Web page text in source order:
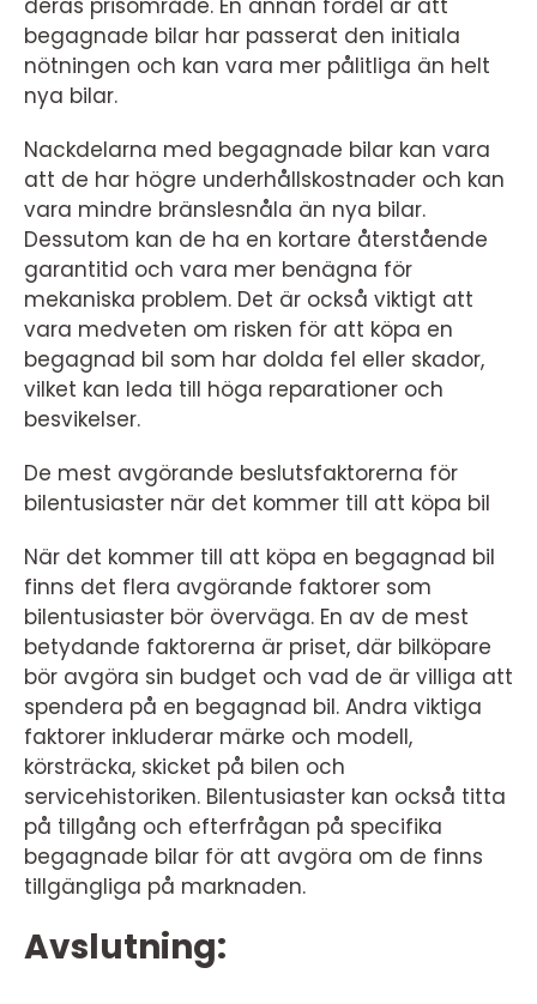
deras prisområde. En annan fördel är att
begagnade bilar har passerat den initiala
nötningen och kan vara mer pålitliga än helt
nya bilar.
Nackdelarna med begagnade bilar kan vara
att de har högre underhållskostnader och kan
vara mindre bränslesnåla än nya bilar.
Dessutom kan de ha en kortare återstående
garantitid och vara mer benägna för
mekaniska problem. Det är också viktigt att
vara medveten om risken för att köpa en
begagnad bil som har dolda fel eller skador,
vilket kan leda till höga reparationer och
besvikelser.
De mest avgörande beslutsfaktorerna för
bilentusiaster när det kommer till att köpa bil
När det kommer till att köpa en begagnad bil
finns det flera avgörande faktorer som
bilentusiaster bör överväga. En av de mest
betydande faktorerna är priset, där bilköpare
bör avgöra sin budget och vad de är villiga att
spendera på en begagnad bil. Andra viktiga
faktorer inkluderar märke och modell,
körsträcka, skicket på bilen och
servicehistoriken. Bilentusiaster kan också titta
på tillgång och efterfrågan på specifika
begagnade bilar för att avgöra om de finns
tillgängliga på marknaden.
Avslutning: